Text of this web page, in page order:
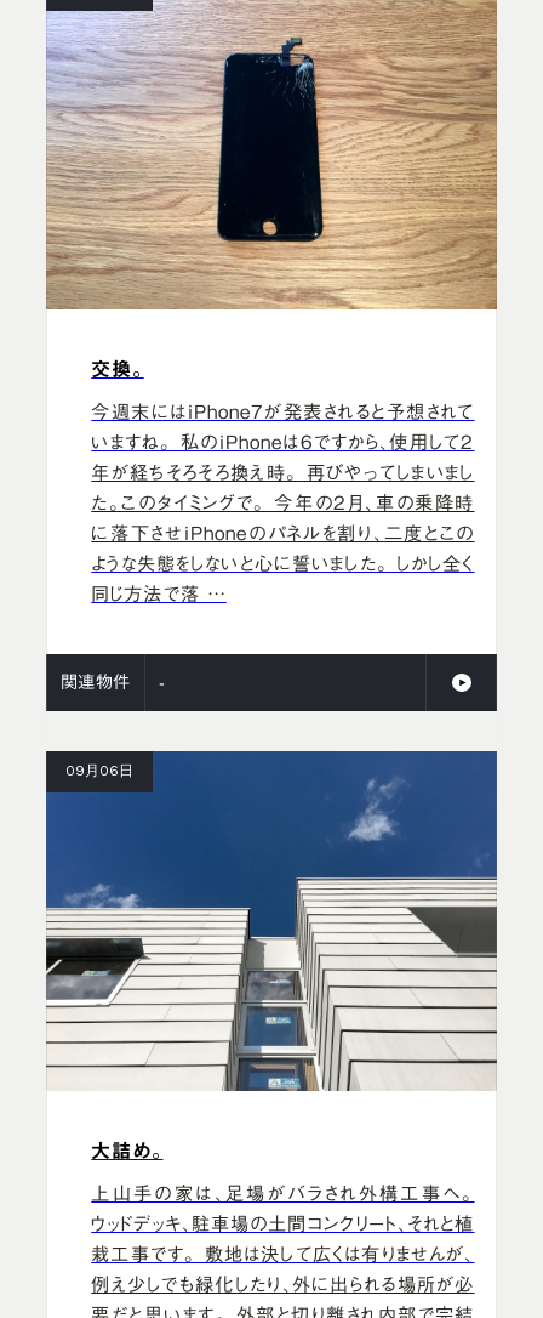
交換。
今週末にはiPhone7が発表されると予想されて
いますね。 私のiPhoneは6ですから、使用して2
年が経ちそろそろ換え時。 再びやってしまいまし
た。このタイミングで。 今年の2月、車の乗降時
に落下させiPhoneのパネルを割り、二度とこの
ような失態をしないと心に誓いました。 しかし全く
同じ方法で落 …
関連物件 -
09月06日
大詰め。
上山手の家は、足場がバラされ外構工事へ。
ウッドデッキ、駐車場の土間コンクリート、それと植
栽工事です。 敷地は決して広くは有りませんが、
例え少しでも緑化したり、外に出られる場所が必